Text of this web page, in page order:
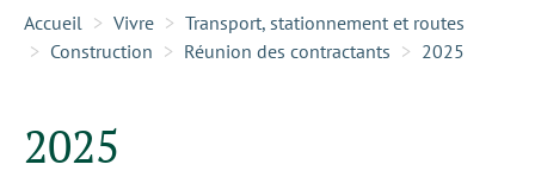
Accueil Vivre
Transport, stationnement et routes
Construction
Réunion des contractants 2025
2025